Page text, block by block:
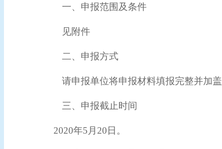
一、 申报范围及条件
见附件
二、 申报方式
请申报单位将申报材料填报完整并加
三、 申报截止时间
2020年5月20日。